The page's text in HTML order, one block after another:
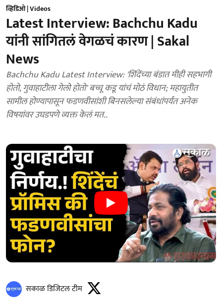
व्हिडिओ | Videos
Latest Interview: Bachchu Kadu
यांनी सांगितलं वेगळचं कारण | Sakal
News
Bachchu Kadu Latest Interview: 'शिंदेंच्या बंडात मीही सहभागी
होतो, गुवाहाटीला गेलो होतो' बच्चू कडू यांचं मोठं विधान; महायुतीत
सामील होण्यापासून फडणवीसांशी बिनसलेल्या संबंधांपर्यंत अनेक
विषयांवर उघडपणे व्यक्त केलं मत..
सकाळ डिजिटल टीम